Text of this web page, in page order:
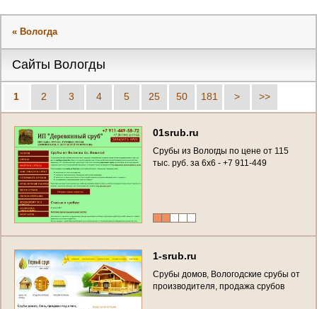
« Вологда
Сайты Вологды
1 2 3 4 5 25 50 181 > >>
01srub.ru
Срубы из Вологды по цене от 115
тыс. руб. за 6x6 - +7 911-449
1-srub.ru
Срубы домов, Вологодские срубы от
производителя, продажа срубов